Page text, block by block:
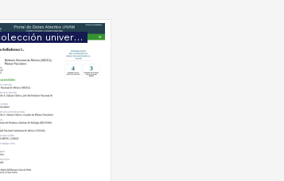
Registro de colección universitaria